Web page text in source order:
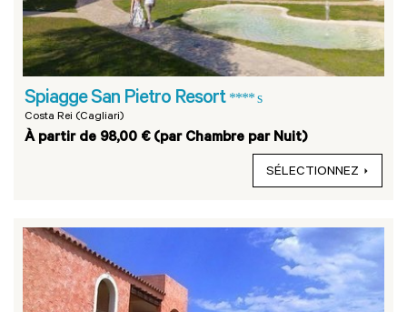
Spiagge San Pietro Resort **** s
Costa Rei (Cagliari)
À partir de 98,00 € (par Chambre par Nuit)
SÉLECTIONNEZ